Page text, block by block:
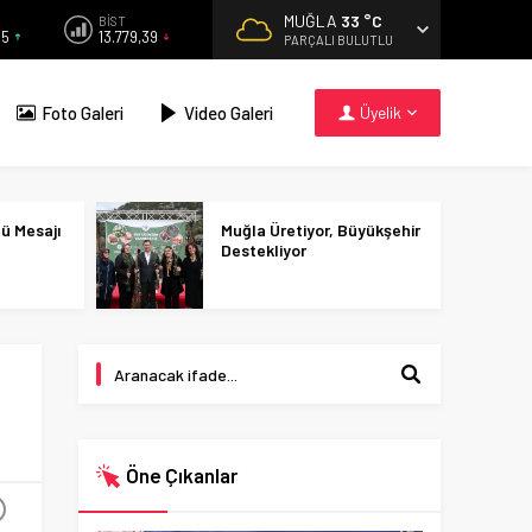
BİST
13.779,39
MUĞLA 33 °C
PARÇALI BULUTLU
Foto Galeri Video Galeri Üyelik
Mesajı
Muğla Üretiyor, Büyükşehir
Destekliyor
Öne Çıkanlar